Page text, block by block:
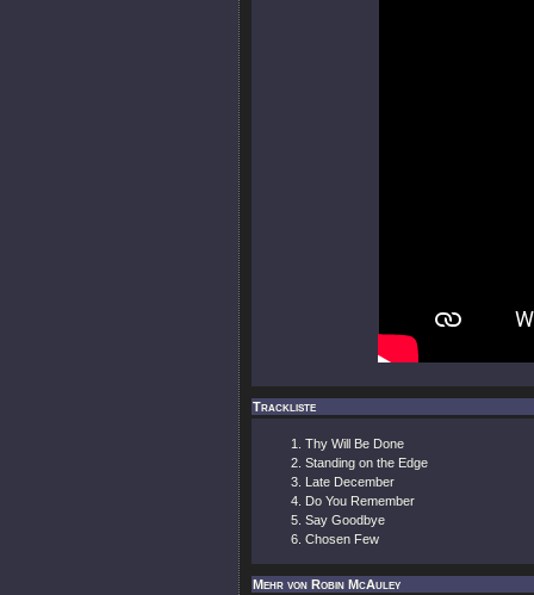
Trackliste
Thy Will Be Done
Standing on the Edge
Late December
Do You Remember
Say Goodbye
Chosen Few
Mehr von Robin McAuley